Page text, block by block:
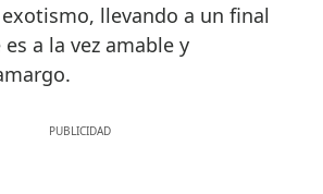
llevando a un final
a la vez amable y